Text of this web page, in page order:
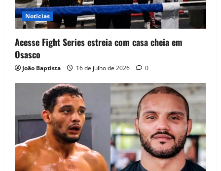
Notícias
Acesse Fight Series estreia com casa cheia em
Osasco
João Baptista 16 de julho de 2026 0